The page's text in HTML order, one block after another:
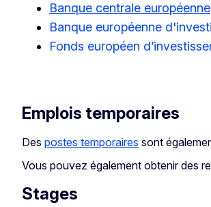
Banque centrale européenne
Banque européenne
Fonds européen
Emplois temporaires
Des postes temporaires sont
Vous pouvez également obtenir des
Stages